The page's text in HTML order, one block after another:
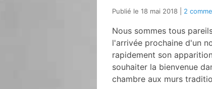
Publié le 18 mai 2018 2
Nous sommes tous
l'arrivée prochaine d'un
rapidement son
souhaiter la bienvenue
chambre aux murs